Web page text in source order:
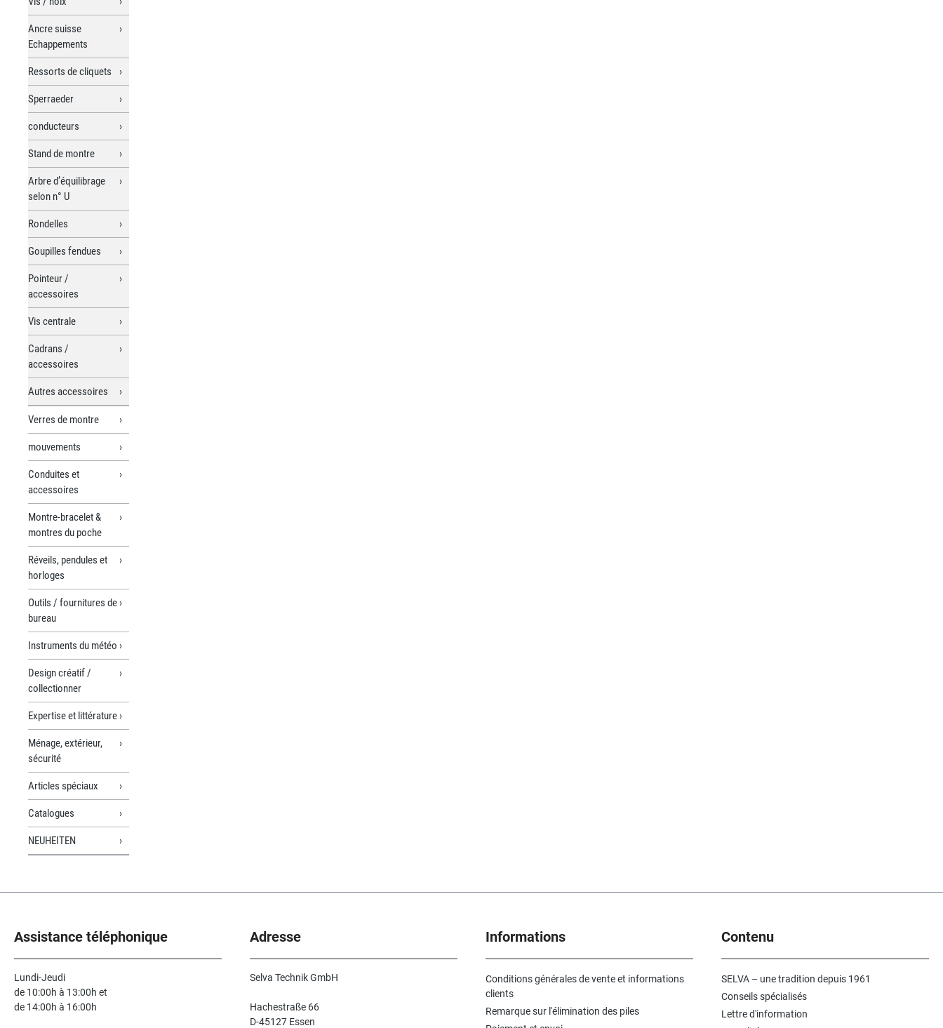
Ancre suisse
Echappements
Ressorts de cliquets
Sperraeder
conducteurs
Stand de montre
Arbre d’équilibrage
selon n° U
Rondelles
Goupilles fendues
Pointeur /
accessoires
Vis centrale
Cadrans /
accessoires
Autres accessoires
Verres de montre
mouvements
Conduites et
accessoires
Montre-bracelet &
montres du poche
Réveils, pendules et
horloges
Outils / fournitures de
bureau
Instruments du météo
Design créatif /
collectionner
Expertise et littérature
Ménage, extérieur,
sécurité
Articles spéciaux
Catalogues
NEUHEITEN
Assistance téléphonique
Lundi-Jeudi
de 10:00h à 13:00h et
de 14:00h à 16:00h
Adresse
Selva Technik GmbH
Hachestraße 66
D-45127 Essen
Informations
Conditions générales de vente et informations
clients
Remarque sur l'élimination des piles
Contenu
SELVA – une tradition depuis 1961
Conseils spécialisés
Lettre d'information